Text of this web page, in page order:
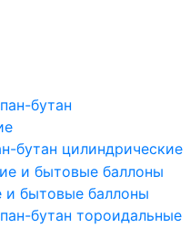
бутан цилиндрические
и бытовые баллоны